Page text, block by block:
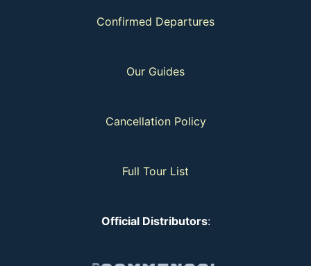
Confirmed Departures
Our Guides
Cancellation Policy
Full Tour List
Official Distributors: